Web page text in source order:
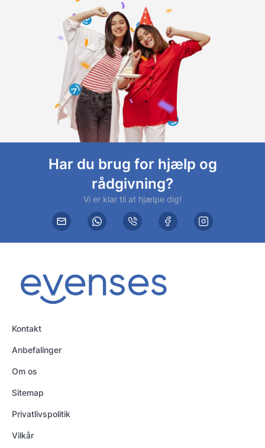
Har du brug for hjælp og
rådgivning?
Vi er klar til at hjælpe dig!
Kontakt
Anbefalinger
Om os
Sitemap
Privatlivspolitik
Vilkår